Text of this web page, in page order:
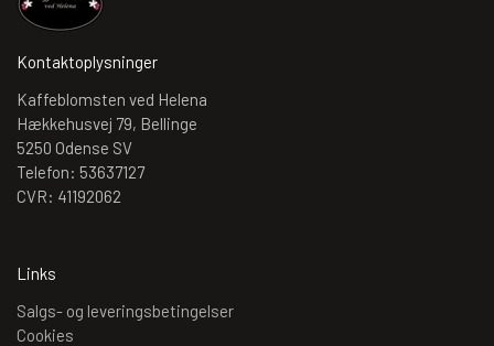
Kontaktoplysninger
Kaffeblomsten ved Helena
Hækkehusvej 79, Bellinge
5250 Odense SV
Telefon: 53637127
CVR: 41192062
Links
Salgs- og leveringsbetingelser
Cookies